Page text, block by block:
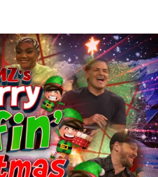
Play video content